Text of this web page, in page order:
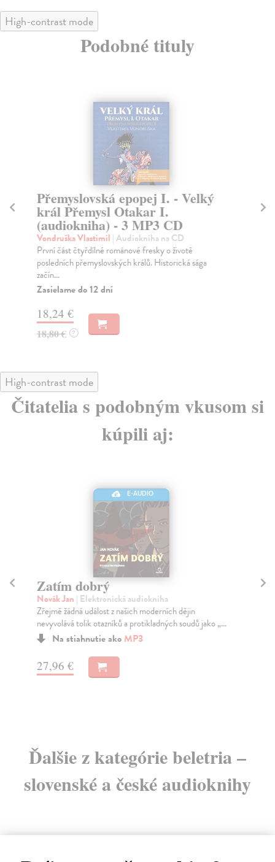
High-contrast mode
Podobné tituly
Přemyslovská epopej I. - Velký
král Přemysl Otakar I.
(audiokniha) - 3 MP3 CD
Vondruška Vlastimil | Audiokniha na CD
První část čtyřdílné románové fresky o životě
posledních přemyslovských králů. Historická sága
začín...
Zasielame do 12 dní
18,24 €
18,80 € ?
High-contrast mode
Čitatelia s podobným vkusom si
kúpili aj:
E-AUDIO
Zatím dobrý
Novák Jan | Elektronická audiokniha
Zřejmě žádná událost z našich moderních dějin
nevyvolává tolik otazníků a protikladných soudů jako „...
Na stiahnutie akoMP3
27,96 €
Ďalšie z kategórie beletria –
slovenské a české audioknihy